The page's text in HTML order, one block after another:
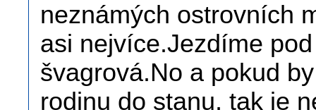
neznámých ostrovních
asi nejvíce.Jezdíme
švagrová.No a pokud
rodinu do stanu, tak je